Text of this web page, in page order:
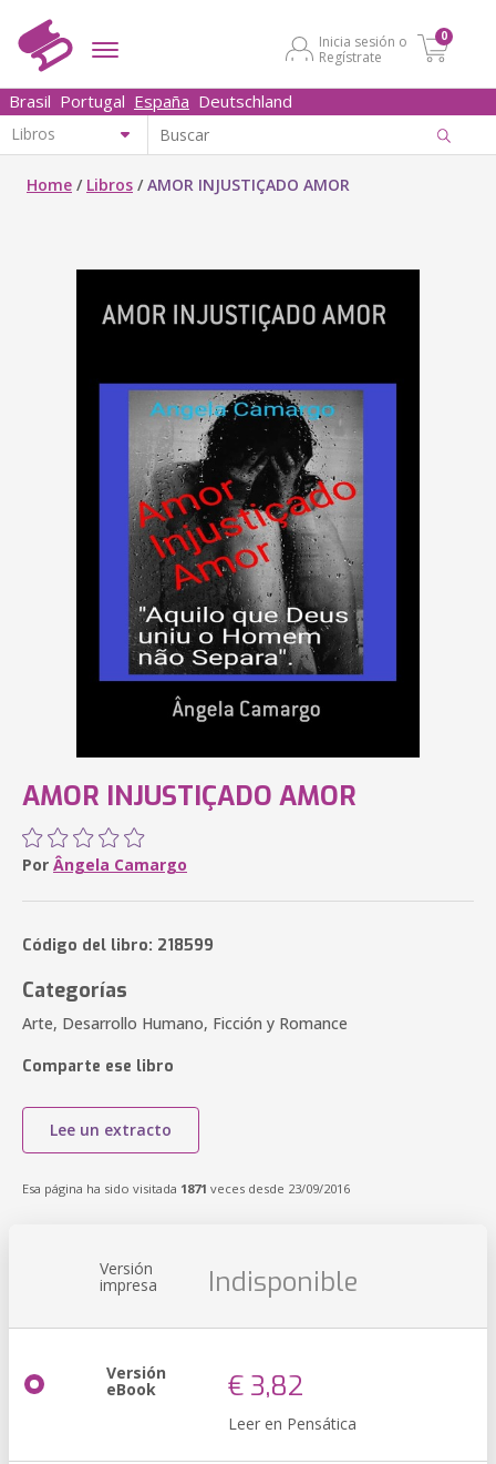
Inicia sesión o
Regístrate
0
Brasil Portugal España Deutschland
Home / Libros /AMOR INJUSTIÇADO AMOR
AMOR INJUSTIÇADO AMOR
Por Ângela Camargo
Código del libro: 218599
Categorías
Arte, Desarrollo Humano, Ficción y Romance
Comparte ese libro
Lee un extracto
Esa página ha sido visitada 1871 veces desde 23/09/2016
Versión
impresa Indisponible
Versión
eBook € 3,82
Leer en Pensática